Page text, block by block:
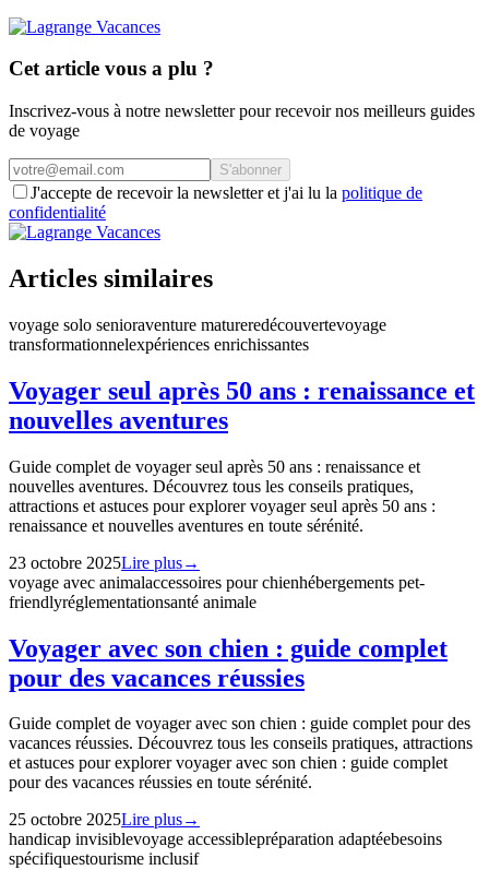
Cet article vous a plu ?
Inscrivez-vous à notre newsletter pour recevoir nos meilleurs guides
de voyage
S'abonner
J'accepte de recevoir la newsletter et j'ai lu la politique de
confidentialité
Articles similaires
voyage solo senioraventure matureredécouvertevoyage
transformationnelexpériences enrichissantes
Voyager seul après 50 ans : renaissance et
nouvelles aventures
Guide complet de voyager seul après 50 ans : renaissance et
nouvelles aventures. Découvrez tous les conseils pratiques,
attractions et astuces pour explorer voyager seul après 50 ans :
renaissance et nouvelles aventures en toute sérénité.
23 octobre 2025Lire plus→
voyage avec animalaccessoires pour chienhébergements pet-
friendlyréglementationsanté animale
Voyager avec son chien : guide complet
pour des vacances réussies
Guide complet de voyager avec son chien : guide complet pour des
vacances réussies. Découvrez tous les conseils pratiques, attractions
et astuces pour explorer voyager avec son chien : guide complet
pour des vacances réussies en toute sérénité.
25 octobre 2025Lire plus→
handicap invisiblevoyage accessiblepréparation adaptéebesoins
spécifiquestourisme inclusif